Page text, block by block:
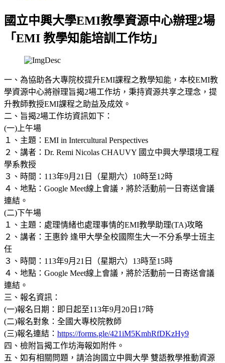
國立中興大學EMI教學資源中心辦理2場
「EMI 教學知能培訓工作坊」
一、為協助各大專院校提升EMI課程之教學知能，本校EMI教
學資源中心將辦理旨揭2場工作坊，秉持資源共享之理念，提
升教師教授EMI課程之助益及成效。
二、旨揭2場工作坊資訊如下：
(一)上午場
１、主題：EMI in Intercultural Perspectives
２、講者：Dr. Remi Nicolas CHAUVY 國立中興大學環境工程
學系教授
３、時間：113年9月21日（星期六）10時至12時
４、地點：Google Meet線上會議，將於活動前一日寄送會議
連結。
(二)下午場
１、主題：處理情緒也處理事情的EMI教學助理(TA)攻略
２、講者：王惠鈴 逢甲大學全校國際生大一不分系學士班主
任
３、時間：113年9月21日（星期六）13時至15時
４、地點：Google Meet線上會議，將於活動前一日寄送會議
連結。
三、報名資訊：
(一)報名日期：即日起至113年9月20日17時
(二)報名對象：全國大專校院教師
(三)報名連結： https://forms.gle/421iM5KmhRfDKzHy9
四、檢附旨揭工作坊海報如附件。
五、如有相關問題，請洽詢國立中興大學 雙語教學推動資源